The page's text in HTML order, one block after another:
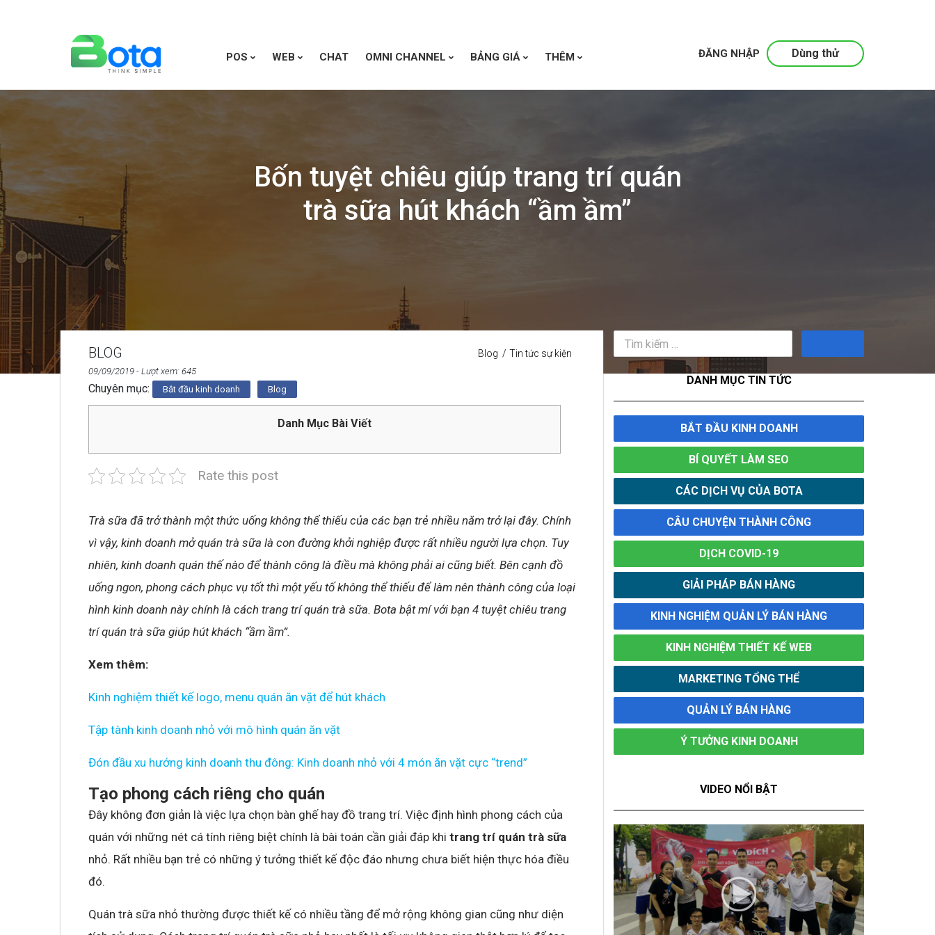
POS WEB CHAT OMNI CHANNEL BẢNG GIÁ THÊM Dùng thử
ĐĂNG NHẬP
Bốn tuyệt chiêu giúp trang trí quán
trà sữa hút khách “ầm ầm”
BLOG Blog Tin tức sự kiện
09/09/2019 - Lượt xem: 645
Chuyên mục: Bắt đầu kinh doanh Blog
Danh Mục Bài Viết
Rate this post
Trà sữa đã trở thành một thức uống không thể thiếu của các bạn trẻ nhiều năm trở lại đây. Chính
vì vậy, kinh doanh mở quán trà sữa là con đường khởi nghiệp được rất nhiều người lựa chọn. Tuy
nhiên, kinh doanh quán thế nào để thành công là điều mà không phải ai cũng biết. Bên cạnh đồ
uống ngon, phong cách phục vụ tốt thì một yếu tố không thể thiếu để làm nên thành công của loại
hình kinh doanh này chính là cách trang trí quán trà sữa. Bota bật mí với bạn 4 tuyệt chiêu trang
trí quán trà sữa giúp hút khách “ầm ầm”.
Xem thêm:
Kinh nghiệm thiết kế logo, menu quán ăn vặt để hút khách
Tập tành kinh doanh nhỏ với mô hình quán ăn vặt
Đón đầu xu hướng kinh doanh thu đông: Kinh doanh nhỏ với 4 món ăn vặt cực “trend”
Tạo phong cách riêng cho quán
Đây không đơn giản là việc lựa chọn bàn ghế hay đồ trang trí. Việc định hình phong cách của
quán với những nét cá tính riêng biệt chính là bài toán cần giải đáp khi trang trí quán trà sữa
nhỏ. Rất nhiều bạn trẻ có những ý tưởng thiết kế độc đáo nhưng chưa biết hiện thực hóa điều
đó.
Quán trà sữa nhỏ thường được thiết kế có nhiều tầng để mở rộng không gian cũng như diện
DANH MỤC TIN TỨC
BẮT ĐẦU KINH DOANH
BÍ QUYẾT LÀM SEO
CÁC DỊCH VỤ CỦA BOTA
CÂU CHUYỆN THÀNH CÔNG
DỊCH COVID-19
GIẢI PHÁP BÁN HÀNG
KINH NGHIỆM QUẢN LÝ BÁN HÀNG
KINH NGHIỆM THIẾT KẾ WEB
MARKETING TỔNG THỂ
QUẢN LÝ BÁN HÀNG
Ý TƯỞNG KINH DOANH
VIDEO NỔI BẬT